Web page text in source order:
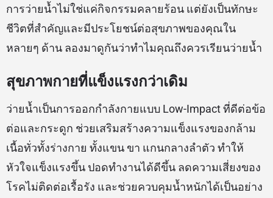
การว่ายน้ำไม่ใช่แค่กิจกรรมคลายร้อน แต่ยังเป็นทักษะ
ชีวิตที่สำคัญและมีประโยชน์ต่อสุขภาพของคุณใน
หลายๆ ด้าน ลองมาดูกันว่าทำไมคุณถึงควรเรียนว่ายน้ำ
สุขภาพกายที่แข็งแรงกว่าเดิม
ว่ายน้ำเป็นการออกกำลังกายแบบ Low-Impact ที่ดีต่อข้อ
ต่อและกระดูก ช่วยเสริมสร้างความแข็งแรงของกล้าม
เนื้อทั่วทั้งร่างกาย ทั้งแขน ขา แกนกลางลำตัว ทำให้
หัวใจแข็งแรงขึ้น ปอดทำงานได้ดีขึ้น ลดความเสี่ยงของ
โรคไม่ติดต่อเรื้อรัง และช่วยควบคุมน้ำหนักได้เป็นอย่าง